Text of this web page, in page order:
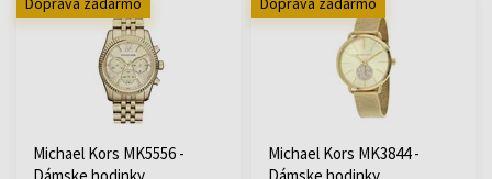
Michael Kors MK5556 -
Michael Kors MK3844 -